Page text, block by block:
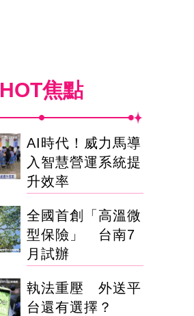
HOT焦點
AI時代！威力馬導
入智慧營運系統提
升效率
全國首創「高溫微
型保險」 台南7
月試辦
執法重壓 外送平
台還有選擇？